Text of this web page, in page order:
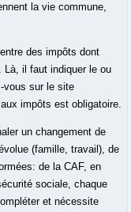
la vie commune,
des impôts dont
Là, il faut indiquer le ou
vous sur le site
impôts est obligatoire.
un changement de
(famille, travail), de
de la CAF, en
sociale, chaque
et nécessite